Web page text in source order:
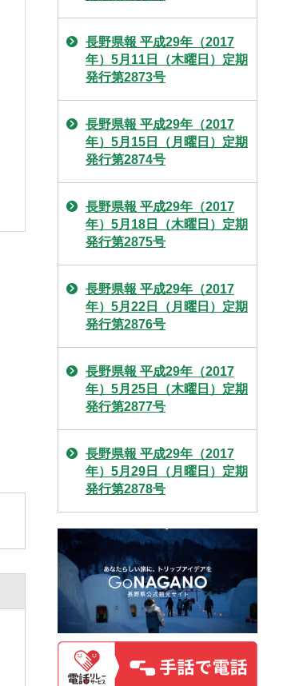
長野県報 平成29年（2017
年）5月11日（木曜日）定期
発行第2873号
長野県報 平成29年（2017
年）5月15日（月曜日）定期
発行第2874号
長野県報 平成29年（2017
年）5月18日（木曜日）定期
発行第2875号
長野県報 平成29年（2017
年）5月22日（月曜日）定期
発行第2876号
長野県報 平成29年（2017
年）5月25日（木曜日）定期
発行第2877号
長野県報 平成29年（2017
年）5月29日（月曜日）定期
発行第2878号